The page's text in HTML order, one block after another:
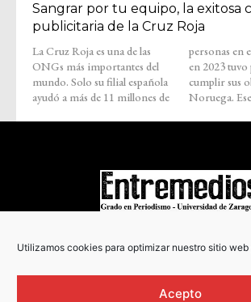
Utilizamos cookies para optimizar nuestro sitio
Acepto
Sangrar por tu equipo, la exitosa
publicitaria de la Cruz Roja
La Cruz Roja es una de las
ONGs más importantes del
mundo. Solo su filial española
ayudó a más de 11 millones de
personas en el mundo, pero
en 2023 tuvo problemas para
cumplir sus objetivos en
Noruega.